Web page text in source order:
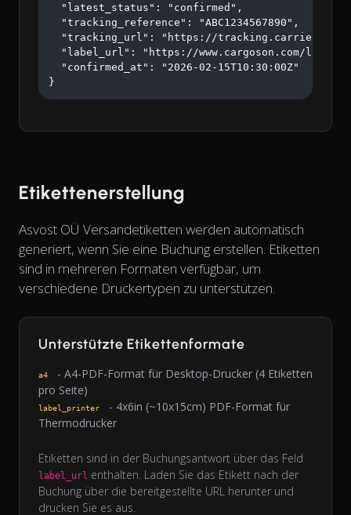
  "latest_status": "confirmed",
  "tracking_reference": "ABC1234567890",
"tracking_url": "https://
"label_url": "https://www.cargoson.com/
  "confirmed_at": "2026-02-15T10:30:00Z"
}
Etikettenerstellung
Asvost OÜ Versandetiketten werden automatisch
generiert, wenn Sie eine Buchung erstellen. Etiketten
sind in mehreren Formaten verfügbar, um
verschiedene Druckertypen zu unterstützen.
Unterstützte Etikettenformate
a4
- A4-PDF-Format für Desktop-Drucker (4 Etiketten
pro Seite)
label_printer
- 4x6in (~10x15cm) PDF-Format für
Thermodrucker
Etiketten sind in der Buchungsantwort über das Feld
label_url enthalten. Laden Sie das Etikett nach der
Buchung über die bereitgestellte URL herunter und
drucken Sie es aus.